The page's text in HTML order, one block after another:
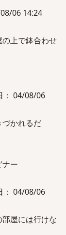
06 14:24
上で鉢合わせ
： 04/08/06
づかれるだ
ナー
： 04/08/06
屋には行けな